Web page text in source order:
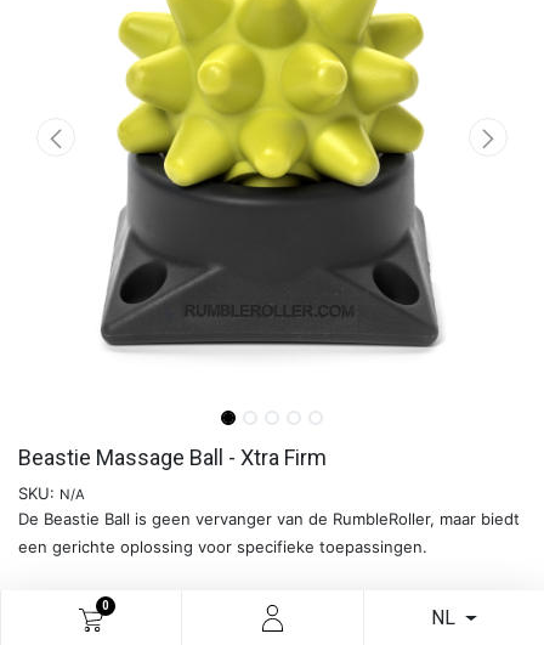
0
NL
Beastie Massage Ball - Xtra Firm
SKU: N/A
De Beastie Ball is geen vervanger van de RumbleRoller, maar biedt
een gerichte oplossing voor specifieke toepassingen.
Meer info